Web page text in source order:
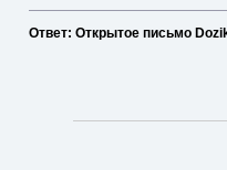
Ответ: Открытое письмо